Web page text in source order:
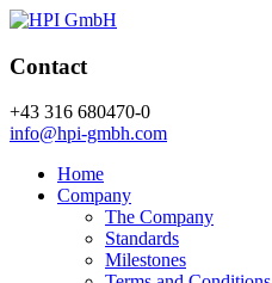
Contact
+43 316 680470-0
info@hpi-gmbh.com
Home
Company
The Company
Standards
Milestones